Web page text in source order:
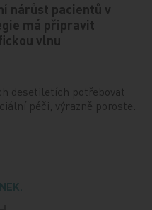
nárůst pacientů v
má připravit
vlnu
desetiletích potřebovat
péči, výrazně poroste.